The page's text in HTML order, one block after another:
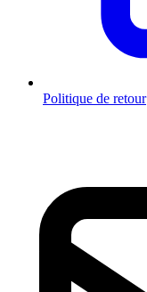
Politique de retour